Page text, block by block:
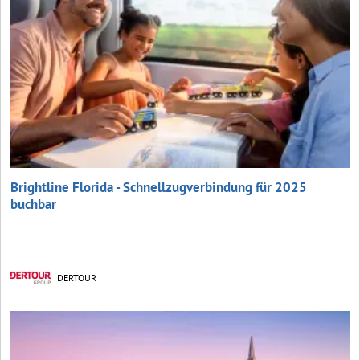
Brightline Florida - Schnellzugverbindung für 2025
buchbar
DERTOUR